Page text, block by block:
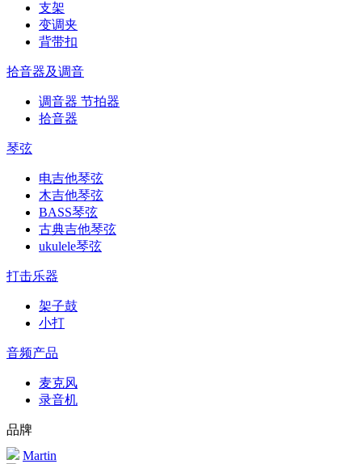
支架
变调夹
背带扣
拾音器及调音
调音器 节拍器
拾音器
琴弦
电吉他琴弦
木吉他琴弦
BASS琴弦
古典吉他琴弦
ukulele琴弦
打击乐器
架子鼓
小打
音频产品
麦克风
录音机
品牌
Martin